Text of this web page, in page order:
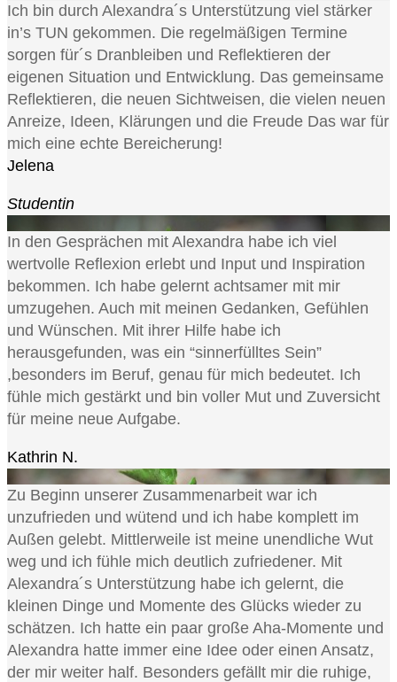
Ich bin durch Alexandra´s Unterstützung viel stärker
in’s TUN gekommen. Die regelmäßigen Termine
sorgen für´s Dranbleiben und Reflektieren der
eigenen Situation und Entwicklung. Das gemeinsame
Reflektieren, die neuen Sichtweisen, die vielen neuen
Anreize, Ideen, Klärungen und die Freude Das war für
mich eine echte Bereicherung!
Jelena
Studentin
In den Gesprächen mit Alexandra habe ich viel
wertvolle Reflexion erlebt und Input und Inspiration
bekommen. Ich habe gelernt achtsamer mit mir
umzugehen. Auch mit meinen Gedanken, Gefühlen
und Wünschen. Mit ihrer Hilfe habe ich
herausgefunden, was ein “sinnerfülltes Sein”
,besonders im Beruf, genau für mich bedeutet. Ich
fühle mich gestärkt und bin voller Mut und Zuversicht
für meine neue Aufgabe.
Kathrin N.
Zu Beginn unserer Zusammenarbeit war ich
unzufrieden und wütend und ich habe komplett im
Außen gelebt. Mittlerweile ist meine unendliche Wut
weg und ich fühle mich deutlich zufriedener. Mit
Alexandra´s Unterstützung habe ich gelernt, die
kleinen Dinge und Momente des Glücks wieder zu
schätzen. Ich hatte ein paar große Aha-Momente und
Alexandra hatte immer eine Idee oder einen Ansatz,
der mir weiter half. Besonders gefällt mir die ruhige,